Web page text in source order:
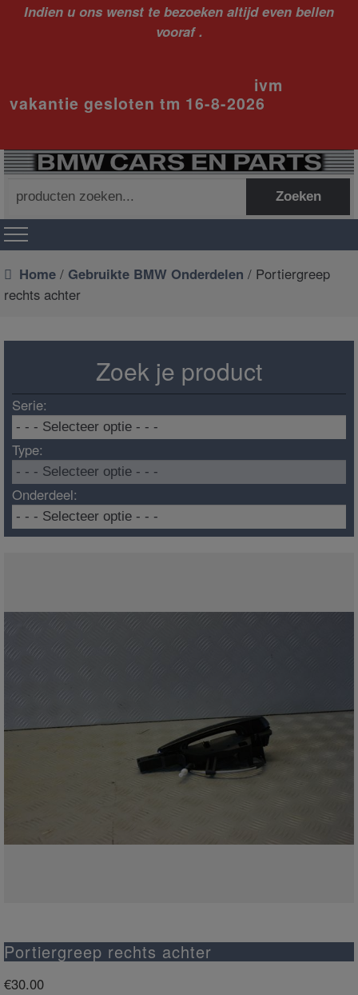
Indien u ons wenst te bezoeken altijd even bellen
vooraf .
ivm
vakantie gesloten tm 16-8-2026
naar:
Zoeken
Home / Gebruikte BMW Onderdelen / Portiergreep
rechts achter
Zoek je product
Serie:
Type:
Onderdeel:
Portiergreep rechts achter
€30.00